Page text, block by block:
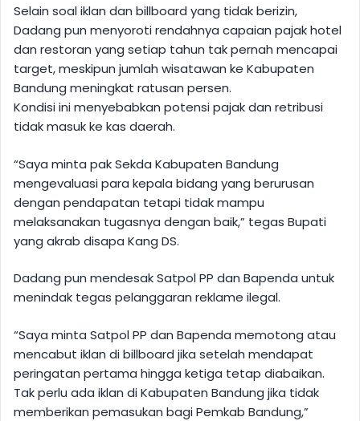
Selain soal iklan dan billboard yang tidak berizin,
Dadang pun menyoroti rendahnya capaian pajak hotel
dan restoran yang setiap tahun tak pernah mencapai
target, meskipun jumlah wisatawan ke Kabupaten
Bandung meningkat ratusan persen.
Kondisi ini menyebabkan potensi pajak dan retribusi
tidak masuk ke kas daerah.
“Saya minta pak Sekda Kabupaten Bandung
mengevaluasi para kepala bidang yang berurusan
dengan pendapatan tetapi tidak mampu
melaksanakan tugasnya dengan baik,” tegas Bupati
yang akrab disapa Kang DS.
Dadang pun mendesak Satpol PP dan Bapenda untuk
menindak tegas pelanggaran reklame ilegal.
“Saya minta Satpol PP dan Bapenda memotong atau
mencabut iklan di billboard jika setelah mendapat
peringatan pertama hingga ketiga tetap diabaikan.
Tak perlu ada iklan di Kabupaten Bandung jika tidak
memberikan pemasukan bagi Pemkab Bandung,”